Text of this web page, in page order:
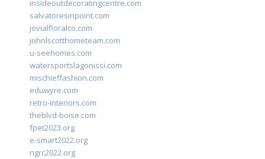
insideoutdecoratingcentre.com
salvatoresinpoint.com
jovialfloralco.com
johnlscotthometeam.com
u-seehomes.com
watersportslagonissi.com
mischieffashion.com
eduwyre.com
retro-interiors.com
theblvd-boise.com
fpet2023.org
e-smart2022.org
ngrc2022.org